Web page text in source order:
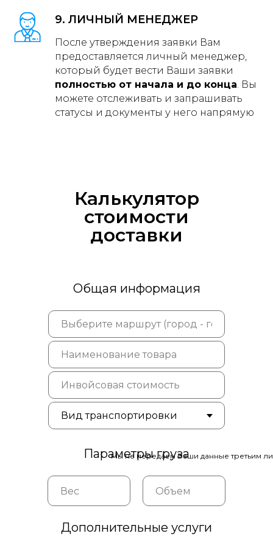
9. ЛИЧНЫЙ МЕНЕДЖЕР
После утверждения заявки Вам
предоставляется личный менеджер,
который будет вести Ваши заявки
полностью от начала и до конца. Вы
можете отслеживать и запрашивать
статусы и документы у него напрямую
Калькулятор
стоимости
доставки
Общая информация
Параметры груза
Дополнительные услуги
Мы не передаем Ваши данные третьим